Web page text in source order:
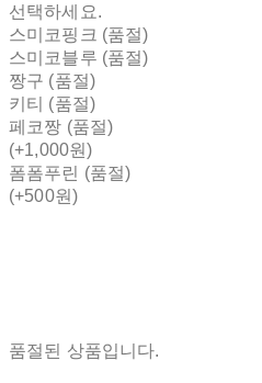
선택하세요.
스미코핑크 (품절)
스미코블루 (품절)
짱구 (품절)
키티 (품절)
페코짱 (품절)
(+1,000원)
폼폼푸린 (품절)
(+500원)
품절된 상품입니다.